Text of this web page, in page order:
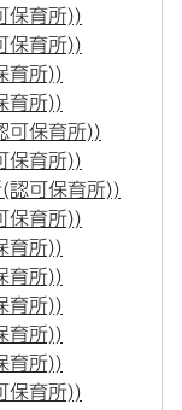
保育所))
保育所))
育所))
育所))
可保育所))
保育所))
認可保育所))
保育所))
育所))
育所))
育所))
育所))
育所))
保育所))